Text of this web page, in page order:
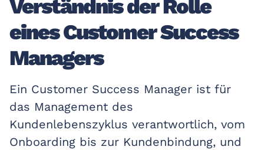
Verständnis der Rolle
eines Customer Success
Managers
Ein Customer Success Manager ist für
das Management des
Kundenlebenszyklus verantwortlich, vom
Onboarding bis zur Kundenbindung, und